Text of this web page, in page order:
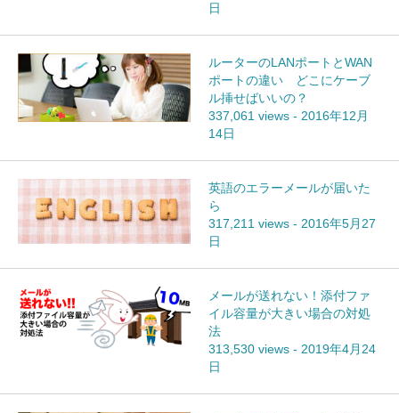
日
ルーターのLANポートとWAN
ポートの違い どこにケーブ
ル挿せばいいの？
337,061 views - 2016年12月
14日
英語のエラーメールが届いた
ら
317,211 views - 2016年5月27
日
メールが送れない！添付ファ
イル容量が大きい場合の対処
法
313,530 views - 2019年4月24
日